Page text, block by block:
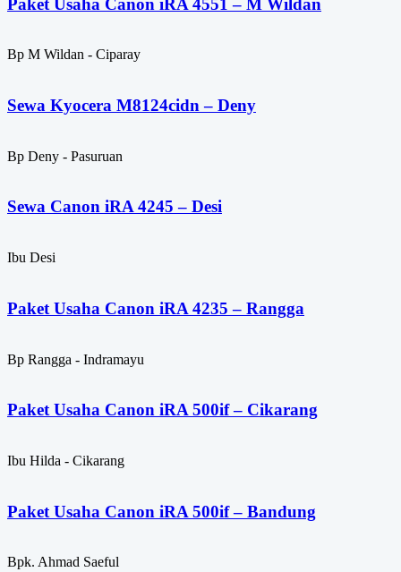
Bp M Wildan - Ciparay
Sewa Kyocera M8124cidn – Deny
Bp Deny - Pasuruan
Sewa Canon iRA 4245 – Desi
Ibu Desi
Paket Usaha Canon iRA 4235 – Rangga
Bp Rangga - Indramayu
Paket Usaha Canon iRA 500if – Cikarang
Ibu Hilda - Cikarang
Paket Usaha Canon iRA 500if – Bandung
Bpk. Ahmad Saeful